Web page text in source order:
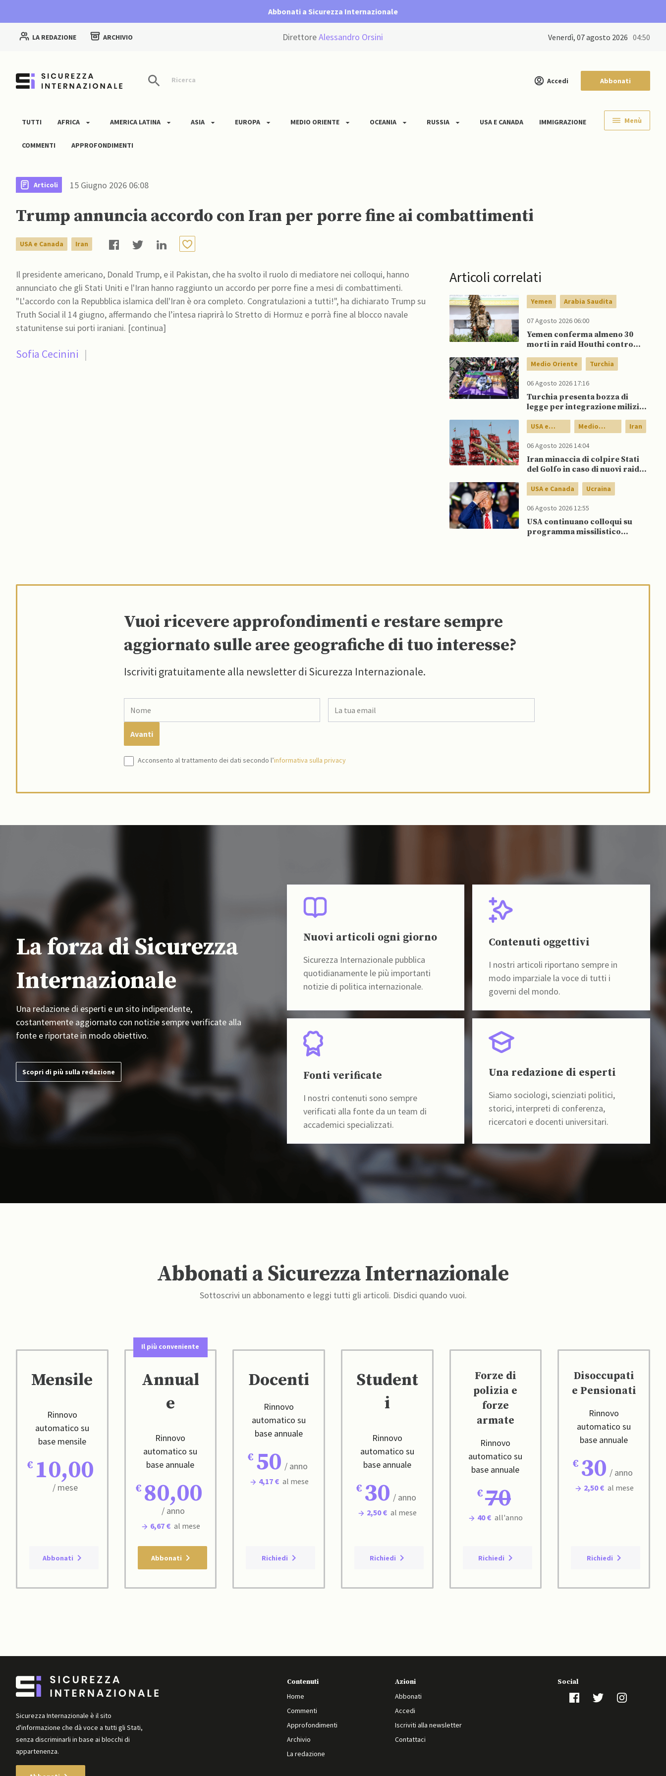
Abbonati a Sicurezza Internazionale
LA REDAZIONE ARCHIVIO DirettoreAlessandro Orsini venerdì, 07 agosto 2026 04:50
Ricerca Accedi Abbonati
TUTTI AFRICA AMERICA LATINA ASIA EUROPA MEDIO ORIENTE OCEANIA RUSSIA USA E CANADA IMMIGRAZIONE
COMMENTI APPROFONDIMENTI
Menù
Articoli 15 Giugno 2026 06:08
Trump annuncia accordo con Iran per porre fine ai combattimenti
USA e Canada Iran
Il presidente americano, Donald Trump, e il Pakistan, che ha svolto il ruolo di mediatore nei colloqui, hanno
annunciato che gli Stati Uniti e l'Iran hanno raggiunto un accordo per porre fine a mesi di combattimenti.
"L'accordo con la Repubblica islamica dell'Iran è ora completo. Congratulazioni a tutti!", ha dichiarato Trump su
Truth Social il 14 giugno, affermando che l’intesa riaprirà lo Stretto di Hormuz e porrà fine al blocco navale
statunitense sui porti iraniani. [continua]
Sofia Cecinini |
Articoli correlati
Yemen Arabia Saudita
07 Agosto 2026 06:00
Yemen conferma almeno 30
morti in raid Houthi contro
Medio Oriente Turchia
06 Agosto 2026 17:16
Turchia presenta bozza di
legge per integrazione milizie
USA e
Canada
Medio
Oriente
Iran
06 Agosto 2026 14:04
Iran minaccia di colpire Stati
del Golfo in caso di nuovi raid
USA e Canada Ucraina
06 Agosto 2026 12:55
USA continuano colloqui su
programma missilistico
Vuoi ricevere approfondimenti e restare sempre
aggiornato sulle aree geografiche di tuo interesse?
Iscriviti gratuitamente alla newsletter di Sicurezza Internazionale.
Acconsento al trattamento dei dati secondo l’informativa sulla privacy
La forza di Sicurezza
Internazionale
Una redazione di esperti e un sito indipendente,
costantemente aggiornato con notizie sempre verificate alla
fonte e riportate in modo obiettivo.
Scopri di più sulla redazione
Nuovi articoli ogni giorno
Sicurezza Internazionale pubblica
quotidianamente le più importanti
notizie di politica internazionale.
Contenuti oggettivi
I nostri articoli riportano sempre in
modo imparziale la voce di tutti i
governi del mondo.
Fonti verificate
I nostri contenuti sono sempre
verificati alla fonte da un team di
accademici specializzati.
Una redazione di esperti
Siamo sociologi, scienziati politici,
storici, interpreti di conferenza,
ricercatori e docenti universitari.
Abbonati a Sicurezza Internazionale
Sottoscrivi un abbonamento e leggi tutti gli articoli. Disdici quando vuoi.
Mensile
Rinnovo
automatico su
base mensile
10,00
/ mese
Abbonati
Il più conveniente
Annual
e
Rinnovo
automatico su
base annuale
80,00
/ anno
6,67 € al mese
Abbonati
Docenti
Rinnovo
automatico su
base annuale
50 / anno
4,17 € al mese
Richiedi
Student
i
Rinnovo
automatico su
base annuale
30 / anno
2,50 € al mese
Richiedi
Forze di
polizia e
forze
armate
Rinnovo
automatico su
base annuale
70
40 € all'anno
Richiedi
Disoccupati
e Pensionati
Rinnovo
automatico su
base annuale
30 / anno
2,50 € al mese
Richiedi
Sicurezza Internazionale è il sito
d'informazione che dà voce a tutti gli Stati,
senza discriminarli in base ai blocchi di
appartenenza.
Contenuti
Home
Commenti
Approfondimenti
Archivio
La redazione
Azioni
Abbonati
Accedi
Iscriviti alla newsletter
Contattaci
Social